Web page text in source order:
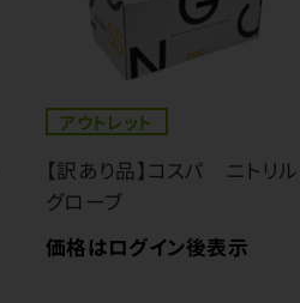
アウトレット
【訳あり品】コスパ ニトリル
グローブ
価格はログイン後表示